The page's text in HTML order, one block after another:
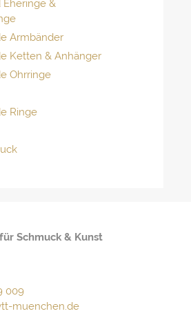
&
Armbänder
Ketten & Anhänger
Ohrringe
Ringe
Schmuck & Kunst
009
muenchen.de